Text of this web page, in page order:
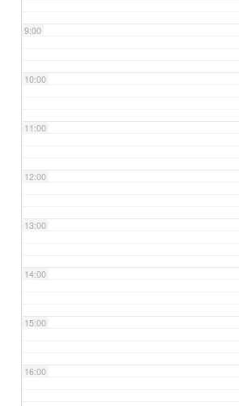
9:00
10:00
11:00
12:00
13:00
14:00
15:00
16:00